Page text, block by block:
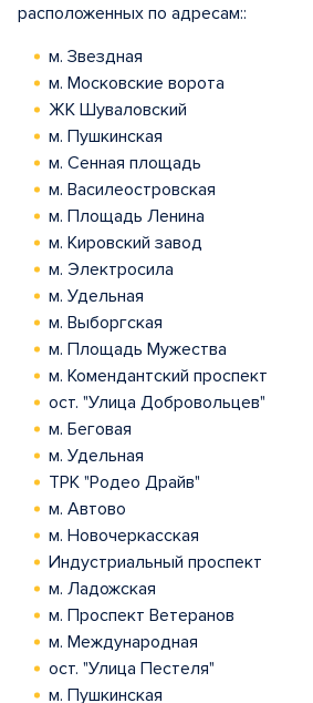
расположенных по адресам::
м. Звездная
м. Московские ворота
ЖК Шуваловский
м. Пушкинская
м. Сенная площадь
м. Василеостровская
м. Площадь Ленина
м. Кировский завод
м. Электросила
м. Удельная
м. Выборгская
м. Площадь Мужества
м. Комендантский проспект
ост. "Улица Добровольцев"
м. Беговая
м. Удельная
ТРК "Родео Драйв"
м. Автово
м. Новочеркасская
Индустриальный проспект
м. Ладожская
м. Проспект Ветеранов
м. Международная
ост. "Улица Пестеля"
м. Пушкинская